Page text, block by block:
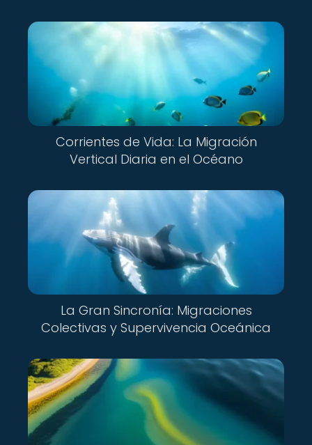
Corrientes de Vida: La Migración
Vertical Diaria en el Océano
La Gran Sincronía: Migraciones
Colectivas y Supervivencia Oceánica